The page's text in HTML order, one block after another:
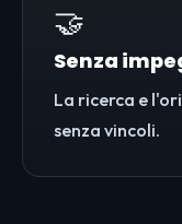
🤝
Senza
La ricerca e
senza vincoli.